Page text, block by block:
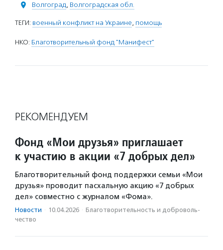
Волгоград, Волгоградская обл.
ТЕГИ: военный конфликт на Украине, помощь
НКО: Благотворительный фонд "Манифест"
РЕКОМЕНДУЕМ
Фонд «Мои друзья» приглашает
к участию в акции «7 добрых дел»
Благотворительный фонд поддержки семьи «Мои
друзья» проводит пасхальную акцию «7 добрых
дел» совместно с журналом «Фома».
Новости · 10.04.2026 · Благотвори­тель­ность и доброволь­
чест­во